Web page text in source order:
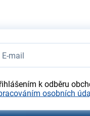
k odběru
osobních